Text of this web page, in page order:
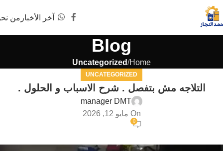
آخر الأخبار من
Blog
Home
Uncategorized
UNCATEGORIZED
التلاجه مش بتفصل . شرح الاسباب و الحلول .
manager DMT
On مايو 12, 2026
0